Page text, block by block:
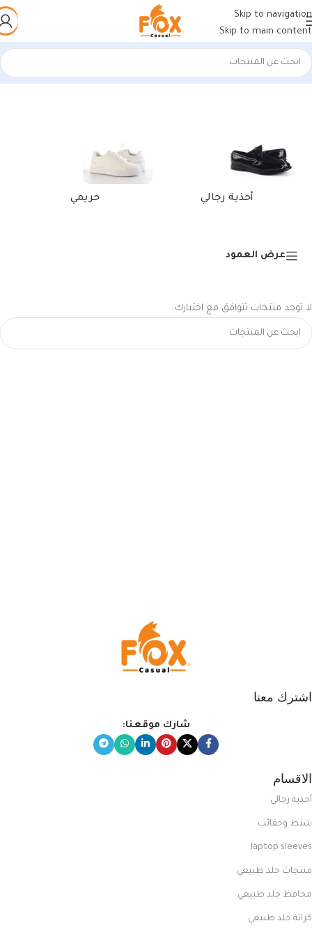
Skip to navigation
Skip to main content
الرئيسية/منتجات تحت الوسم “بلنسياقا شوز”
أحذية رجالي حريمي
عرض العمود
لا توجد منتجات تتوافق مع اختيارك.
اشترك معنا
شارك موقعنا:
الاقسام
أحذية رجالي
شنط وحقائب
laptop sleeves
منتجات جلد طبيعي
محافظ جلد طبيعي
كراتة جلد طبيعي